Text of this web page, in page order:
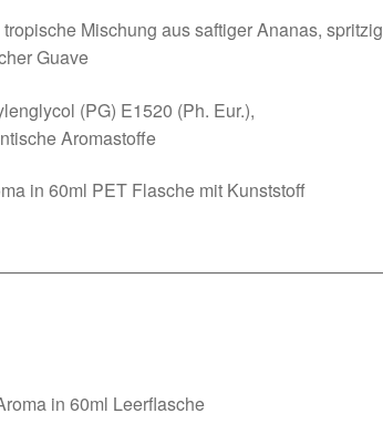
Mischung aus saftiger Ananas,
Guave
(PG) E1520 (Ph. Eur.),
Aromastoffe
in 60ml PET Flasche mit Kunststoff
in 60ml Leerflasche